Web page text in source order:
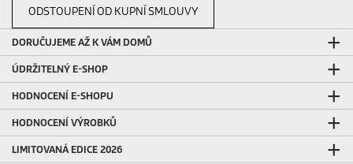
ODSTOUPENÍ OD KUPNÍ SMLOUVY
DORUČUJEME AŽ K VÁM DOMŮ
ÚDRŽITELNÝ E-SHOP
HODNOCENÍ E-SHOPU
HODNOCENÍ VÝROBKŮ
LIMITOVANÁ EDICE 2026